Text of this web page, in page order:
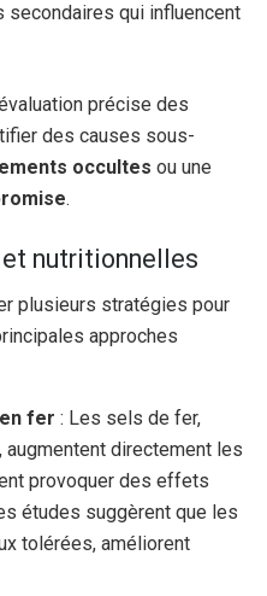
qui influencent
précise des
des causes sous-
occultes ou une
.
nutritionnelles
plusieurs stratégies pour
approches
fer : Les sels de fer,
directement les
provoquer des effets
études suggèrent que les
tolérées, améliorent